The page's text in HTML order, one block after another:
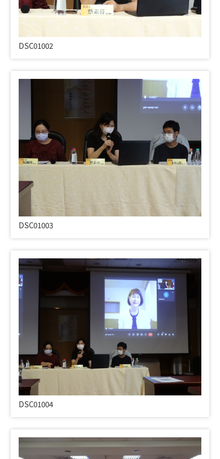
DSC01002
DSC01003
DSC01004